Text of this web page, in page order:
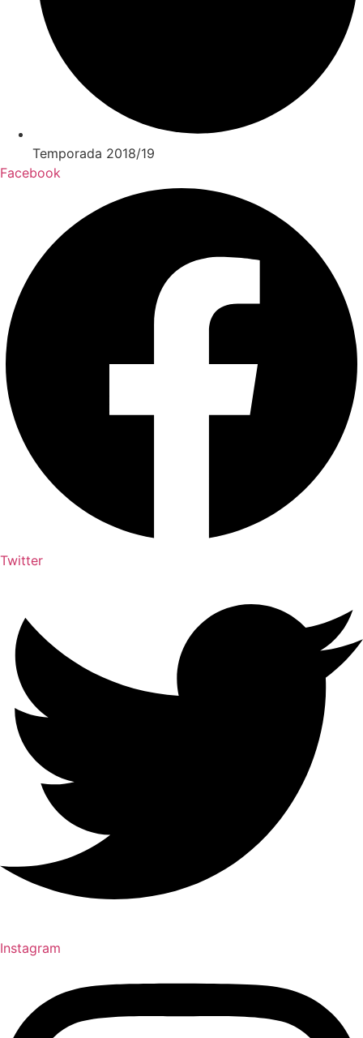
Temporada 2018/19
Facebook
Twitter
Instagram